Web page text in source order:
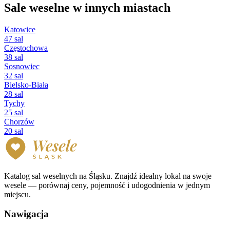
Sale weselne w innych miastach
Katowice
47 sal
Częstochowa
38 sal
Sosnowiec
32 sal
Bielsko-Biała
28 sal
Tychy
25 sal
Chorzów
20 sal
Katalog sal weselnych na Śląsku. Znajdź idealny lokal na swoje
wesele — porównaj ceny, pojemność i udogodnienia w jednym
miejscu.
Nawigacja